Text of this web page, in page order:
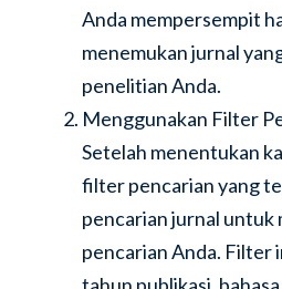
Anda mempersempit
menemukan jurnal
penelitian Anda.
Menggunakan Filter
Setelah menentukan
filter pencarian yang
pencarian jurnal untuk
pencarian Anda. Filter